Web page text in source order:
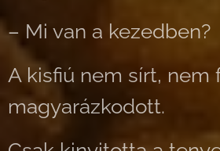
– Mi van a kezedben?
A kisfiú nem sírt, nem
magyarázkodott.